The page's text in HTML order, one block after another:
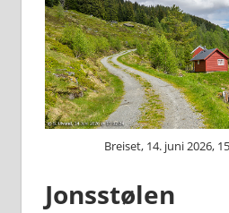
Breiset, 14. juni 2026,
Jonsstølen